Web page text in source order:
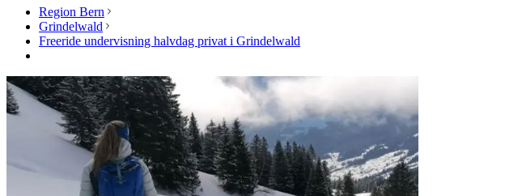
Region Bern
Grindelwald
Freeride undervisning halvdag privat i Grindelwald